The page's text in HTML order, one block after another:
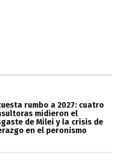
rumbo a 2027: cuatro
midieron el
de Milei y la crisis de
en el peronismo